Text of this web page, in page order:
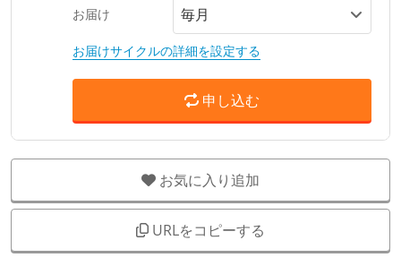
お届け
お届けサイクルの詳細を設定する
申し込む
お気に入り追加
URLをコピーする